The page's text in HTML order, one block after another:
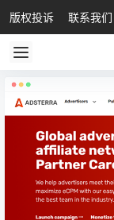
版权投诉 联系我们